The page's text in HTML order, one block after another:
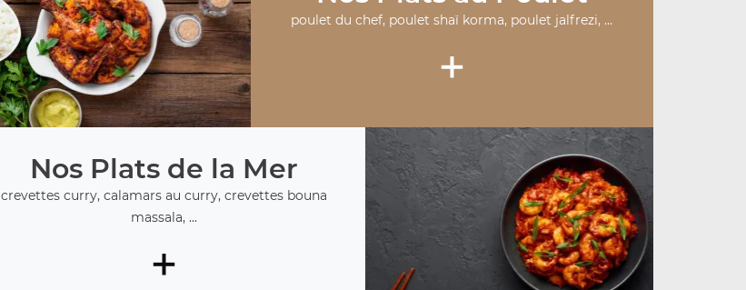
poulet du chef, poulet shaï korma, poulet jalfrezi, ...
+
Nos Plats de la Mer
crevettes curry, calamars au curry, crevettes bouna
massala, ...
+